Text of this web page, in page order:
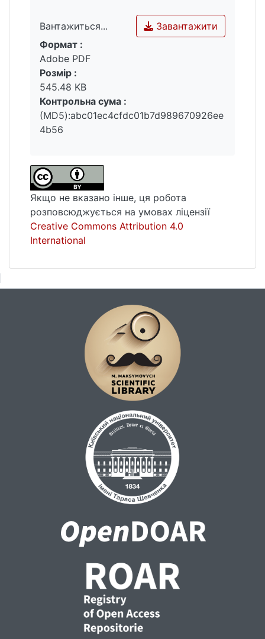
Вантажиться...
Вантажиться...
Завантажити
Формат :
Adobe PDF
Розмір :
545.48 KB
Контрольна сума :
(MD5):abc01ec4cfdc01b7d989670926ee
4b56
Якщо не вказано інше, ця робота
розповсюджується на умовах ліцензії
Creative Commons Attribution 4.0
International